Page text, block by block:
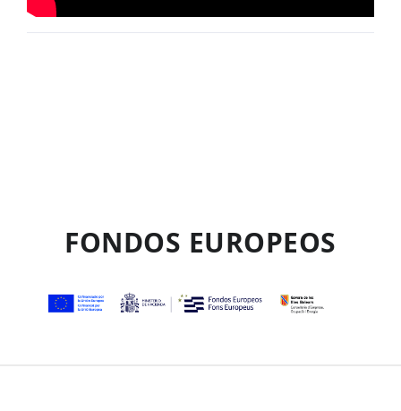
FONDOS EUROPEOS